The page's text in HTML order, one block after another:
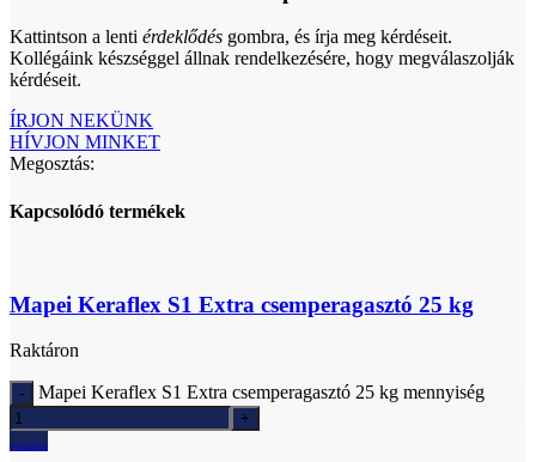
Kattintson a lenti érdeklődés gombra, és írja meg kérdéseit.
Kollégáink készséggel állnak rendelkezésére, hogy megválaszolják
kérdéseit.
ÍRJON NEKÜNK
HÍVJON MINKET
Megosztás:
Kapcsolódó termékek
Mapei Keraflex S1 Extra csemperagasztó 25 kg
Raktáron
Mapei Keraflex S1 Extra csemperagasztó 25 kg mennyiség
Ajánlatkérés